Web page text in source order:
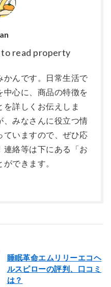
read property
かんです。日常生活で
中心に、商品の特徴を
を詳しくお伝えしま
、みなさんに役立つ情
ていますので、ぜひ応
連絡等は下にある「お
できます。
睡眠革命エムリリーエコヘ
ルスピローの評判、口コミ
は？